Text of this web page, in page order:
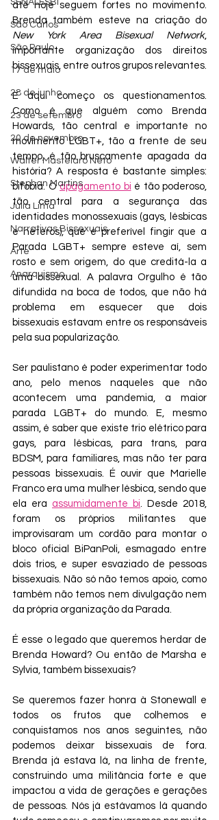
SENALESBI
São Carlos
São Paulo
17 de maio
28 de junho
23 de setembro
20 de novembro
Walter Mastelaro Neto
Stephan Martins
Júlia Lima
Narrativas Bissexuais
Arte
Anarquismo
até hoje seguem fortes no movimento.
New York Area Bisexual Network,
importante organização dos direitos
bissexuais, entre outros grupos relevantes.
E aqui começo os questionamentos.
Como é que alguém como Brenda
Howards, tão central e importante no
movimento LGBT+, tão a frente de seu
tempo, é tão bruscamente apagada da
história? A resposta é bastante simples:
bifobia. O apagamento bi é tão poderoso,
tão central para a segurança das
identidades monossexuais (gays, lésbicas
e héteros), que é preferível fingir que a
Parada LGBT+ sempre esteve aí, sem
rosto e sem origem, do que creditá-la a
uma bissexual. A palavra Orgulho é tão
difundida na boca de todos, que não há
problema em esquecer que dois
bissexuais estavam entre os responsáveis
pela sua popularização.
Ser paulistano é poder experimentar todo
ano, pelo menos naqueles que não
acontecem uma pandemia, a maior
parada LGBT+ do mundo. E, mesmo
assim, é saber que existe trio elétrico para
gays, para lésbicas, para trans, para
BDSM, para familiares, mas não ter para
pessoas bissexuais. É ouvir que Marielle
Franco era uma mulher lésbica, sendo que
ela era assumidamente bi . Desde 2018,
foram os próprios militantes que
improvisaram um cordão para montar o
bloco oficial BiPanPoli, esmagado entre
dois trios, e super esvaziado de pessoas
bissexuais. Não só não temos apoio, como
também não temos nem divulgação nem
da própria organização da Parada.
É esse o legado que queremos herdar de
Brenda Howard? Ou então de Marsha e
Sylvia, também bissexuais?
Se queremos fazer honra à Stonewall e
todos os frutos que colhemos e
conquistamos nos anos seguintes, não
podemos deixar bissexuais de fora.
Brenda já estava lá, na linha de frente,
construindo uma militância forte e que
impactou a vida de gerações e gerações
de pessoas. Nós já estávamos lá quando